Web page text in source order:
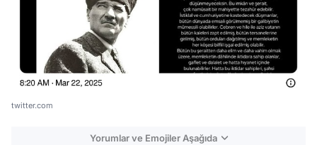
twitter.com
Yorumlar ve Emojiler Aşağıda